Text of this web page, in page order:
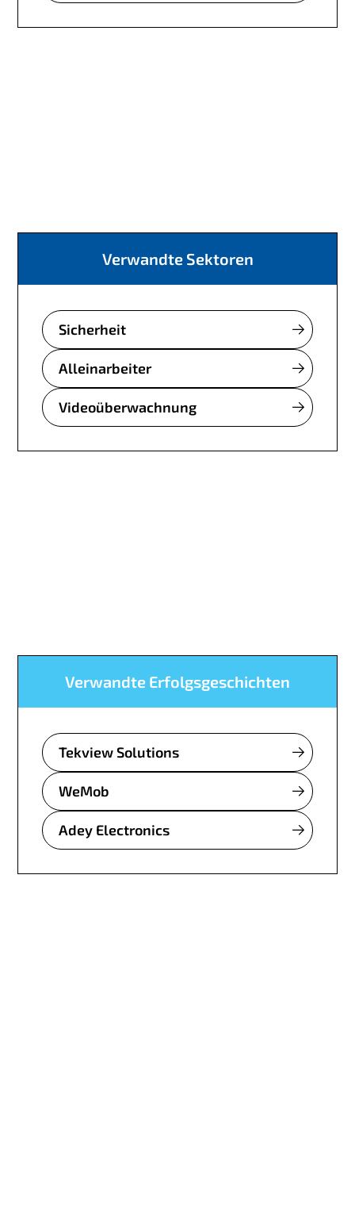
Verwandte Sektoren
Sicherheit
Alleinarbeiter
Videoüberwachnung
Verwandte Erfolgsgeschichten
Tekview Solutions
WeMob
Adey Electronics